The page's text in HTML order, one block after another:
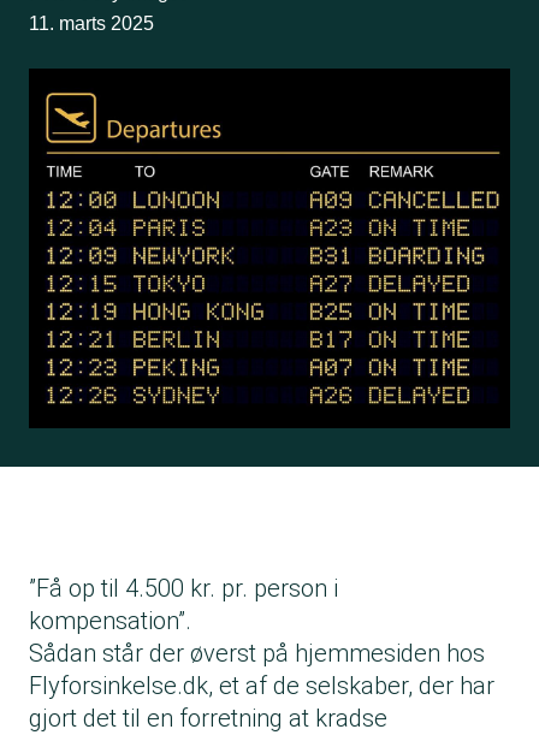
11. marts 2025
”Få op til 4.500 kr. pr. person i
kompensation”.
Sådan står der øverst på hjemmesiden hos
Flyforsinkelse.dk, et af de selskaber, der har
gjort det til en forretning at kradse